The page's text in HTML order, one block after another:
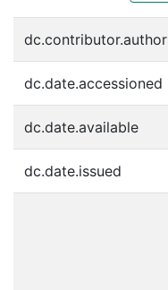
dc.contributor.author
dc.date.accessioned
dc.date.available
dc.date.issued